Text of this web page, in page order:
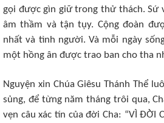
gọi được gìn giữ trong thử thách. Sứ
âm thầm và tận tụy. Cộng đoàn
nhất và tình người. Và mỗi ngày
một hồng ân được trao ban cho tha
Nguyện xin Chúa Giêsu Thánh Thể
sủng, để từng năm tháng trôi qua,
vẹn câu xác tín của đời Cha: “VÌ ĐỜI